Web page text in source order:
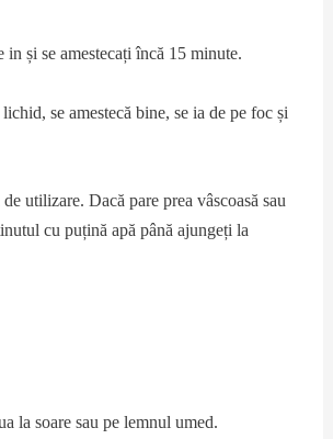
in și se amestecați încă 15 minute.
se amestecă bine, se ia de pe foc și
de utilizare. Dacă pare prea vâscoasă sau
cu puțină apă până ajungeți la
la soare sau pe lemnul umed.